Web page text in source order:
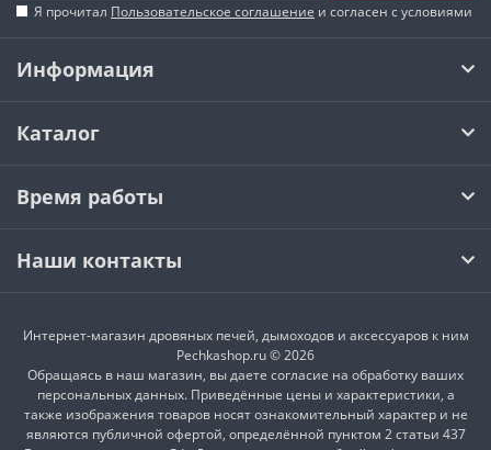
Я прочитал Пользовательское соглашение и согласен с условиями
Информация
Каталог
Время работы
Наши контакты
Интернет-магазин дровяных печей, дымоходов и аксессуаров к ним
Pechkashop.ru © 2026
Обращаясь в наш магазин, вы даете согласие на обработку ваших
персональных данных. Приведённые цены и характеристики, а
также изображения товаров носят ознакомительный характер и не
являются публичной офертой, определённой пунктом 2 статьи 437